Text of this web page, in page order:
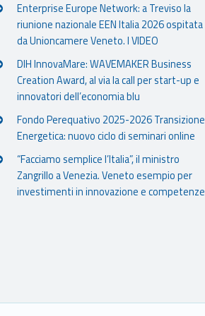
Enterprise Europe Network: a Treviso la
riunione nazionale EEN Italia 2026 ospitata
da Unioncamere Veneto. I VIDEO
DIH InnovaMare: WAVEMAKER Business
Creation Award, al via la call per start-up e
innovatori dell’economia blu
Fondo Perequativo 2025-2026 Transizione
Energetica: nuovo ciclo di seminari online
“Facciamo semplice l’Italia”, il ministro
Zangrillo a Venezia. Veneto esempio per
investimenti in innovazione e competenze